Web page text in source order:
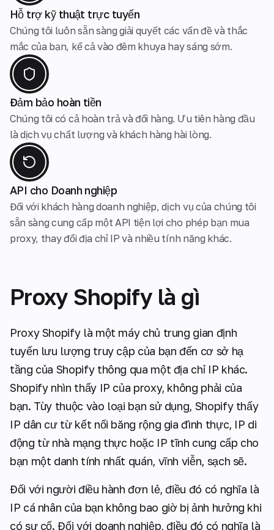
Hỗ trợ kỹ thuật trực tuyến
Chúng tôi luôn sẵn sàng giải quyết các vấn đề và thắc
mắc của bạn, kể cả vào đêm khuya hay sáng sớm.
Đảm bảo hoàn tiền
Chúng tôi có cả hoàn trả và đổi hàng. Ưu tiên hàng đầu
là dịch vụ chất lượng và khách hàng hài lòng.
API cho Doanh nghiệp
Đối với khách hàng doanh nghiệp, dịch vụ của chúng tôi
sẵn sàng cung cấp một API tiện lợi cho phép bạn mua
proxy, thay đổi địa chỉ IP và nhiều tính năng khác.
Proxy Shopify là gì
Proxy Shopify là một máy chủ trung gian định
tuyến lưu lượng truy cập của bạn đến cơ sở hạ
tầng của Shopify thông qua một địa chỉ IP khác.
Shopify nhìn thấy IP của proxy, không phải của
bạn. Tùy thuộc vào loại bạn sử dụng, Shopify thấy
IP dân cư từ kết nối băng rộng gia đình thực, IP di
động từ nhà mạng thực hoặc IP tĩnh cung cấp cho
bạn một danh tính nhất quán, vĩnh viễn, sạch sẽ.
Đối với người điều hành đơn lẻ, điều đó có nghĩa là
IP cá nhân của bạn không bao giờ bị ảnh hưởng khi
có sự cố. Đối với doanh nghiệp, điều đó có nghĩa là